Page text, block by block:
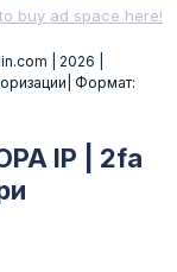
buy ad space here!
| 2026 |
Формат:
IP | 2fa